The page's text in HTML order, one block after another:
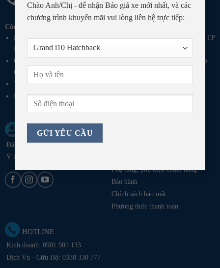
Chào Anh/Chị - để nhận Báo giá xe mới nhất, và các
chương trình khuyến mãi vui lòng liên hệ trực tiếp:
Công ty TNHH Ôtô Tín Thanh
Địa Chỉ: Km6 đường 23/10, thôn Võ Cang, phường Tây Nha Trang, TP
Nha Trang, Khánh Hòa
GPKD số 4201179523 do Sở Kế Hoạch Đầu Tư Tỉnh Khánh Hòa cấp
ngày 11/05/2020
Tel: 0901 901 133
Email: p.mar@hyundainhatrang.vn
KHÁCH HÀNG
Đăng ký lái thử xe
Ý kiến khách hàng
Phụ tùng, phụ kiện chính hãng
Bảo hành
Chính sách bảo mật
Phương thức thanh toán
HOTLINE
Kinh doanh: 0901 901 133
Dịch Vụ - Cứu Hộ: 0338 330 777